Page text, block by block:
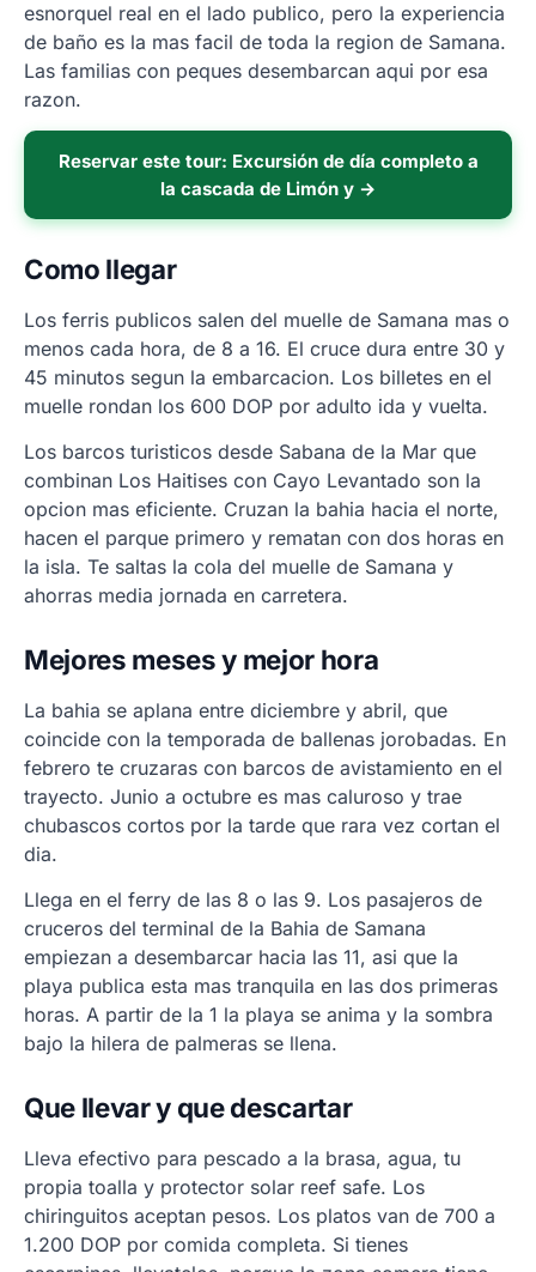
esnorquel real en el lado publico, pero la experiencia
de baño es la mas facil de toda la region de Samana.
Las familias con peques desembarcan aqui por esa
razon.
Reservar este tour: Excursión de día completo a
la cascada de Limón y →
Como llegar
Los ferris publicos salen del muelle de Samana mas o
menos cada hora, de 8 a 16. El cruce dura entre 30 y
45 minutos segun la embarcacion. Los billetes en el
muelle rondan los 600 DOP por adulto ida y vuelta.
Los barcos turisticos desde Sabana de la Mar que
combinan Los Haitises con Cayo Levantado son la
opcion mas eficiente. Cruzan la bahia hacia el norte,
hacen el parque primero y rematan con dos horas en
la isla. Te saltas la cola del muelle de Samana y
ahorras media jornada en carretera.
Mejores meses y mejor hora
La bahia se aplana entre diciembre y abril, que
coincide con la temporada de ballenas jorobadas. En
febrero te cruzaras con barcos de avistamiento en el
trayecto. Junio a octubre es mas caluroso y trae
chubascos cortos por la tarde que rara vez cortan el
dia.
Llega en el ferry de las 8 o las 9. Los pasajeros de
cruceros del terminal de la Bahia de Samana
empiezan a desembarcar hacia las 11, asi que la
playa publica esta mas tranquila en las dos primeras
horas. A partir de la 1 la playa se anima y la sombra
bajo la hilera de palmeras se llena.
Que llevar y que descartar
Lleva efectivo para pescado a la brasa, agua, tu
propia toalla y protector solar reef safe. Los
chiringuitos aceptan pesos. Los platos van de 700 a
1.200 DOP por comida completa. Si tienes